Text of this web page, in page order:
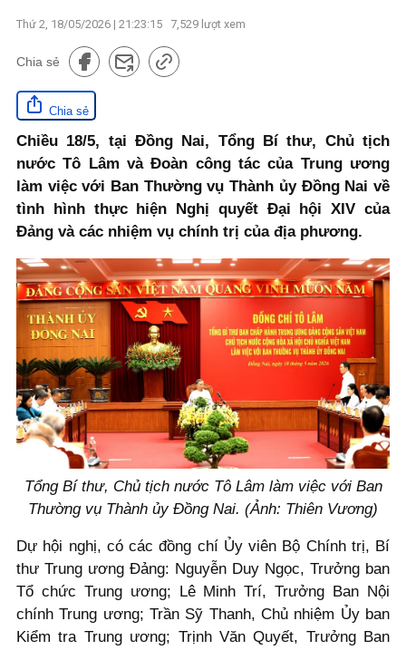
Thứ 2, 18/05/2026 | 21:23:15 7,529 lượt xem
Chia sẻ
Chia sẻ
Chiều 18/5, tại Đồng Nai, Tổng Bí thư, Chủ tịch
nước Tô Lâm và Đoàn công tác của Trung ương
làm việc với Ban Thường vụ Thành ủy Đồng Nai về
tình hình thực hiện Nghị quyết Đại hội XIV của
Đảng và các nhiệm vụ chính trị của địa phương.
Tổng Bí thư, Chủ tịch nước Tô Lâm làm việc với Ban
Thường vụ Thành ủy Đồng Nai. (Ảnh: Thiên Vương)
Dự hội nghị, có các đồng chí Ủy viên Bộ Chính trị, Bí
thư Trung ương Đảng: Nguyễn Duy Ngọc, Trưởng ban
Tổ chức Trung ương; Lê Minh Trí, Trưởng Ban Nội
chính Trung ương; Trần Sỹ Thanh, Chủ nhiệm Ủy ban
Kiểm tra Trung ương; Trịnh Văn Quyết, Trưởng Ban